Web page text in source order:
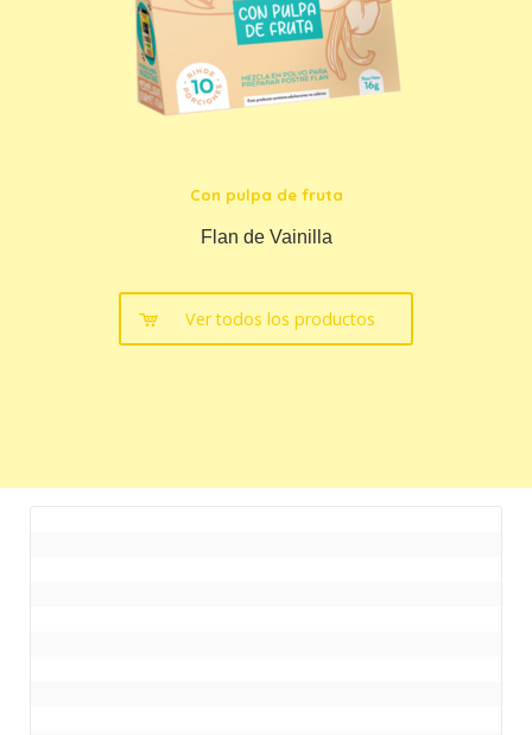
Con pulpa de fruta
Flan de Vainilla
Ver todos los productos